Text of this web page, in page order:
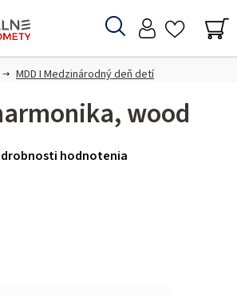
Hľadať
MDD I Medzinárodný deň detí
wood
hodnotenia